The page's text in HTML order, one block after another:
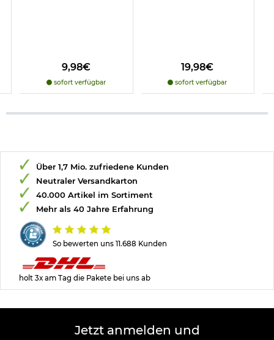
9,98€
sofort verfügbar
19,98€
sofort verfügbar
So bewerten uns 11.688 Kunden
Über 1,7 Mio. zufriedene Kunden
Neutraler Versandkarton
40.000 Artikel im Sortiment
Mehr als 40 Jahre Erfahrung
holt 3x am Tag die Pakete bei uns ab
Jetzt anmelden und